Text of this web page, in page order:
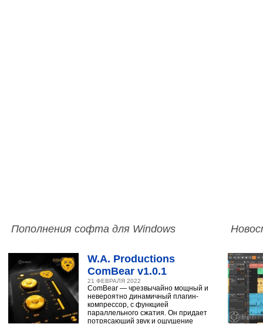
Пополнения софта для Windows
W.A. Productions
ComBear v1.0.1
21 ФЕВРАЛЯ 2022
ComBear — чрезвычайно мощный и
невероятно динамичный плагин-
компрессор, с функцией
параллельного сжатия. Он придает
потрясающий звук и ощущение